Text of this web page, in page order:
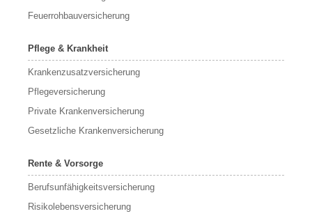
Feuerrohbauversicherung
Pflege & Krankheit
Krankenzusatzversicherung
Pflegeversicherung
Private Krankenversicherung
Gesetzliche Krankenversicherung
Rente & Vorsorge
Berufs­unfähigkeitsversicherung
Risikolebensversicherung